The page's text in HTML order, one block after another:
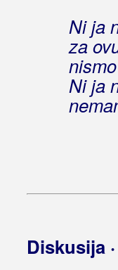
Ni ja
za
Ni ja
Diskusija